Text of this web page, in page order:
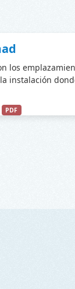
los
instalación
PDF